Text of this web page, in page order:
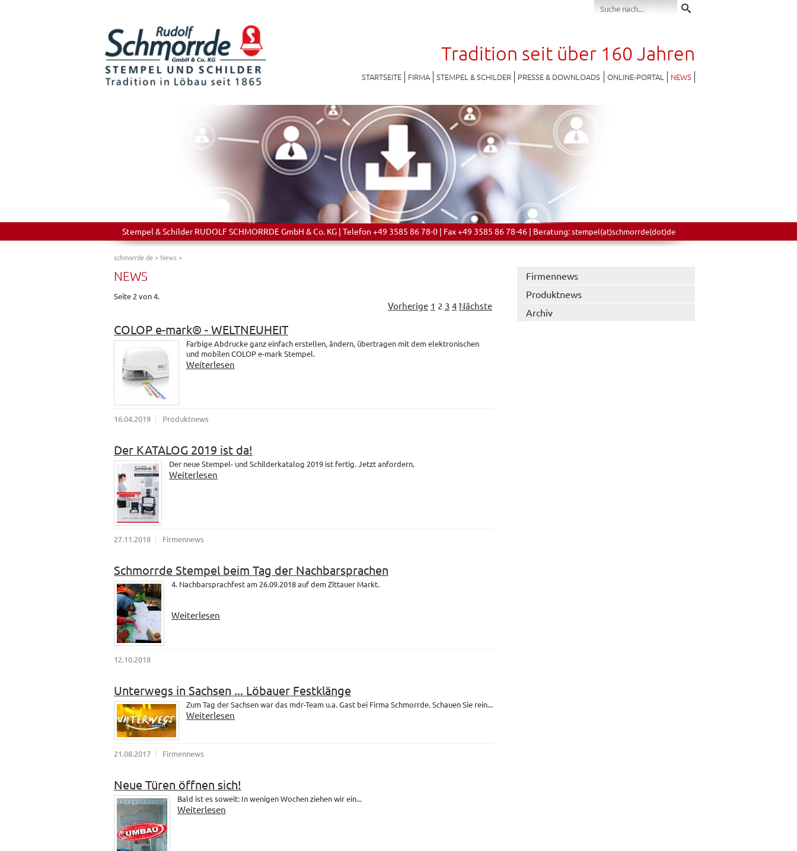
Tradition seit über 160 Jahren
STARTSEITE FIRMA STEMPEL & SCHILDER PRESSE & DOWNLOADS ONLINE-PORTAL NEWS
Stempel & Schilder RUDOLF SCHMORRDE GmbH & Co. KG | Telefon +49 3585 86 78-0 | Fax +49 3585 86 78-46 | Beratung:stempel(at)schmorrde(dot)de
schmorrde.de> News>
NEWS
Seite 2 von 4.
Vorherige 1 2 3 4 Nächste
COLOP e-mark® - WELTNEUHEIT
Farbige Abdrucke ganz einfach erstellen, ändern, übertragen mit dem elektronischen
und mobilen COLOP e-mark Stempel.
Weiterlesen
16.04.2019 Produktnews
Der KATALOG 2019 ist da!
Der neue Stempel- und Schilderkatalog 2019 ist fertig. Jetzt anfordern.
Weiterlesen
27.11.2018 Firmennews
Schmorrde Stempel beim Tag der Nachbarsprachen
4. Nachbarsprachfest am 26.09.2018 auf dem Zittauer Markt.
Weiterlesen
12.10.2018
Unterwegs in Sachsen ... Löbauer Festklänge
Zum Tag der Sachsen war das mdr-Team u.a. Gast bei Firma Schmorrde. Schauen Sie rein...
Weiterlesen
21.08.2017 Firmennews
Neue Türen öffnen sich!
Bald ist es soweit: In wenigen Wochen ziehen wir ein...
Weiterlesen
Firmennews
Produktnews
Archiv